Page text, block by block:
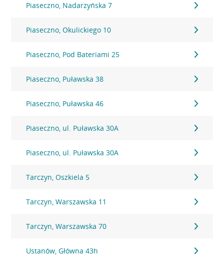
Piaseczno, Nadarzyńska 7
Piaseczno, Okulickiego 10
Piaseczno, Pod Bateriami 25
Piaseczno, Puławska 38
Piaseczno, Puławska 46
Piaseczno, ul. Puławska 30A
Piaseczno, ul. Puławska 30A
Tarczyn, Oszkiela 5
Tarczyn, Warszawska 11
Tarczyn, Warszawska 70
Ustanów, Główna 43h